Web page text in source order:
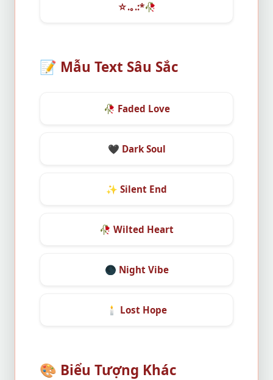
☆.｡.:*🥀
📝 Mẫu Text Sâu Sắc
🥀 Faded Love
🖤 Dark Soul
✨ Silent End
🥀 Wilted Heart
🌑 Night Vibe
🕯️ Lost Hope
🎨 Biểu Tượng Khác